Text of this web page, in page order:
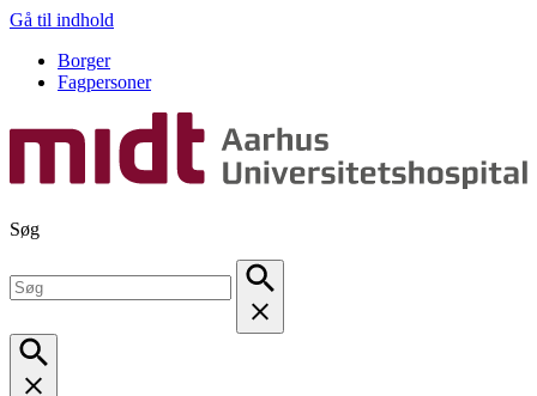
Gå til indhold
Borger
Fagpersoner
Søg